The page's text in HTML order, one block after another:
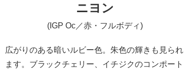
ニヨン
(IGP Oc／赤・フルボディ)
広がりのある暗いルビー色。朱色の輝きも見られ
ます。ブラックチェリー、イチジクのコンポート